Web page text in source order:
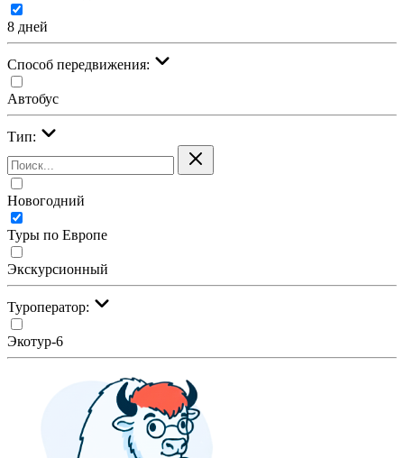
8 дней
Cпособ передвижения:
Автобус
Тип:
Новогодний
Туры по Европе
Экскурсионный
Туроператор:
Экотур-6